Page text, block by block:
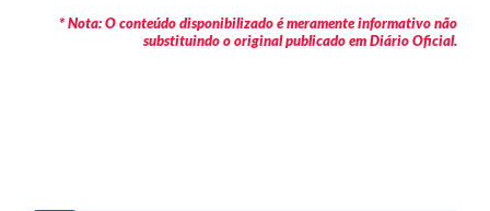
* Nota: O conteúdo disponibilizado é meramente informativo não
substituindo o original publicado em Diário Oficial.